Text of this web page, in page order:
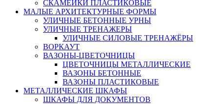
СКАМЕЙКИ ПЛАСТИКОВЫЕ
МАЛЫЕ АРХИТЕКТУРНЫЕ ФОРМЫ
УЛИЧНЫЕ БЕТОННЫЕ УРНЫ
УЛИЧНЫЕ ТРЕНАЖЕРЫ
УЛИЧНЫЕ СИЛОВЫЕ ТРЕНАЖЁРЫ
ВОРКАУТ
ВАЗОНЫ-ЦВЕТОЧНИЦЫ
ЦВЕТОЧНИЦЫ МЕТАЛЛИЧЕСКИЕ
ВАЗОНЫ БЕТОННЫЕ
ВАЗОНЫ ПЛАСТИКОВЫЕ
МЕТАЛЛИЧЕСКИЕ ШКАФЫ
ШКАФЫ ДЛЯ ДОКУМЕНТОВ